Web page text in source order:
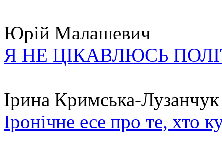
Юрій Малашевич
Я НЕ ЦІКАВЛЮСЬ
Ірина Кримська-Лузанчук
Іронічне есе про те, хто